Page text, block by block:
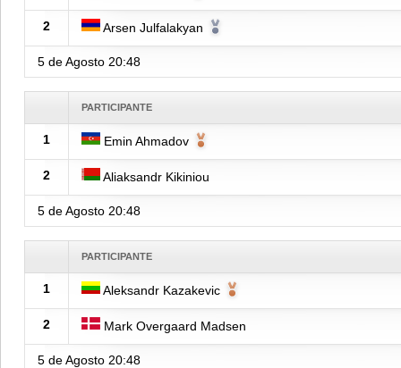
2 Arsen Julfalakyan
5 de Agosto 20:48
PARTICIPANTE
1 Emin Ahmadov
2 Aliaksandr Kikiniou
5 de Agosto 20:48
PARTICIPANTE
1 Aleksandr Kazakevic
2 Mark Overgaard Madsen
5 de Agosto 20:48